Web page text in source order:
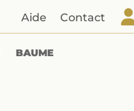
Aide Contact
BAUME